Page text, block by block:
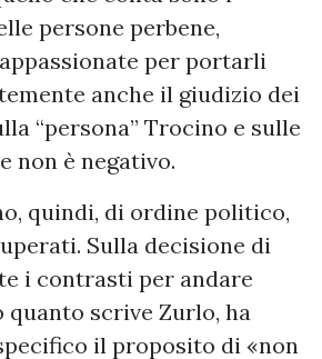
persone perbene,
per portarli
anche il giudizio dei
“persona” Trocino e sulle
non è negativo.
quindi, di ordine politico,
Sulla decisione di
i contrasti per andare
quanto scrive Zurlo, ha
il proposito di «non